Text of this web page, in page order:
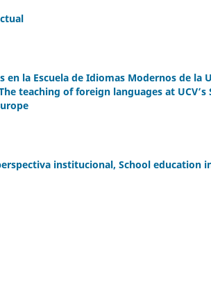
en la Escuela de Idiomas Modernos de la
teaching of foreign languages at
institucional, School